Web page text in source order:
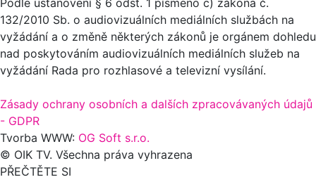
Podle ustanovení § 6 odst. 1 písmeno c) zákona č.
132/2010 Sb. o audiovizuálních mediálních službách na
vyžádání a o změně některých zákonů je orgánem dohledu
nad poskytováním audiovizuálních mediálních služeb na
vyžádání Rada pro rozhlasové a televizní vysílání.
Zásady ochrany osobních a dalších zpracovávaných údajů
- GDPR
Tvorba WWW: OG Soft s.r.o.
© OIK TV. Všechna práva vyhrazena
PŘEČTĚTE SI